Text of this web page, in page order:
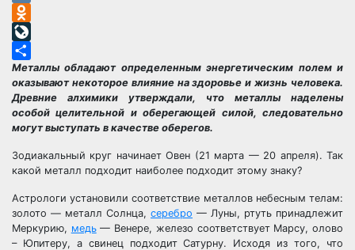
VK
Odnoklassniki
LiveJournal
Отправить
Металлы обладают определенным энергетическим полем и
оказывают некоторое влияние на здоровье и жизнь человека.
Древние алхимики утверждали, что металлы наделены
особой целительной и оберегающей силой, следовательно
могут выступать в качестве оберегов.
Зодиакальный круг начинает Овен (21 марта — 20 апреля). Так
какой металл подходит наиболее подходит этому знаку?
Астрологи установили соответствие металлов небесным телам:
золото — металл Солнца, серебро — Луны, ртуть принадлежит
Меркурию, медь— Венере, железо соответствует Марсу, олово
– Юпитеру, а свинец подходит Сатурну. Исходя из того, что